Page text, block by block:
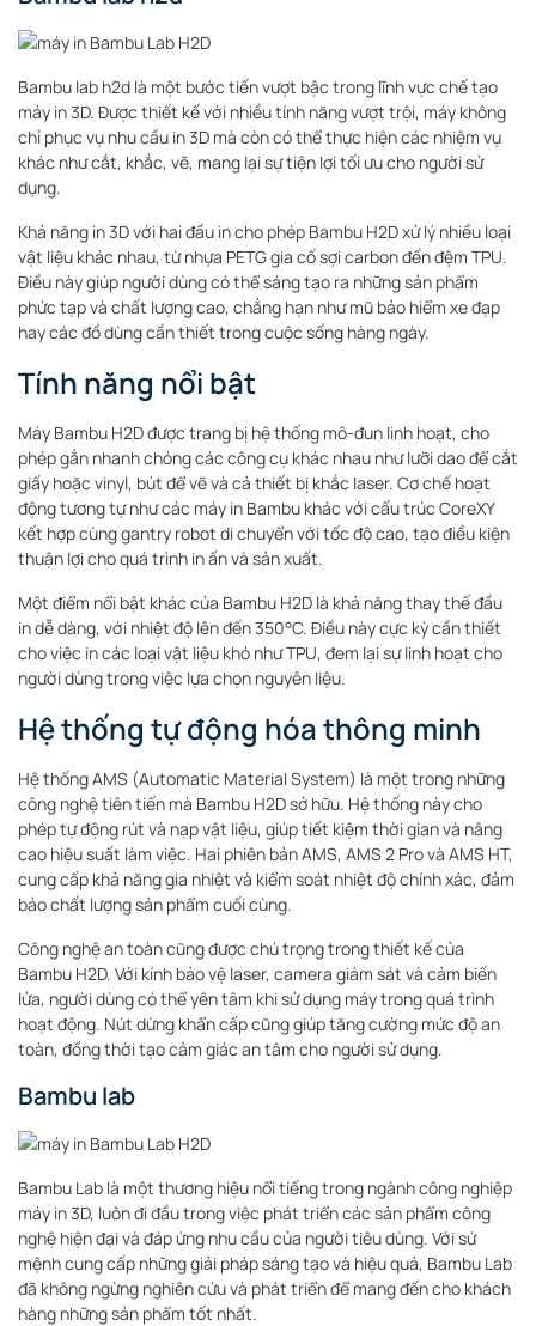
Bambu lab h2d là một bước tiến vượt bậc trong lĩnh vực chế tạo
máy in 3D. Được thiết kế với nhiều tính năng vượt trội, máy không
chỉ phục vụ nhu cầu in 3D mà còn có thể thực hiện các nhiệm vụ
khác như cắt, khắc, vẽ, mang lại sự tiện lợi tối ưu cho người sử
dụng.
Khả năng in 3D với hai đầu in cho phép Bambu H2D xử lý nhiều loại
vật liệu khác nhau, từ nhựa PETG gia cố sợi carbon đến đệm TPU.
Điều này giúp người dùng có thể sáng tạo ra những sản phẩm
phức tạp và chất lượng cao, chẳng hạn như mũ bảo hiểm xe đạp
hay các đồ dùng cần thiết trong cuộc sống hàng ngày.
Tính năng nổi bật
Máy Bambu H2D được trang bị hệ thống mô-đun linh hoạt, cho
phép gắn nhanh chóng các công cụ khác nhau như lưỡi dao để cắt
giấy hoặc vinyl, bút để vẽ và cả thiết bị khắc laser. Cơ chế hoạt
động tương tự như các máy in Bambu khác với cấu trúc CoreXY
kết hợp cùng gantry robot di chuyển với tốc độ cao, tạo điều kiện
thuận lợi cho quá trình in ấn và sản xuất.
Một điểm nổi bật khác của Bambu H2D là khả năng thay thế đầu
in dễ dàng, với nhiệt độ lên đến 350°C. Điều này cực kỳ cần thiết
cho việc in các loại vật liệu khó như TPU, đem lại sự linh hoạt cho
người dùng trong việc lựa chọn nguyên liệu.
Hệ thống tự động hóa thông minh
Hệ thống AMS (Automatic Material System) là một trong những
công nghệ tiên tiến mà Bambu H2D sở hữu. Hệ thống này cho
phép tự động rút và nạp vật liệu, giúp tiết kiệm thời gian và nâng
cao hiệu suất làm việc. Hai phiên bản AMS, AMS 2 Pro và AMS HT,
cung cấp khả năng gia nhiệt và kiểm soát nhiệt độ chính xác, đảm
bảo chất lượng sản phẩm cuối cùng.
Công nghệ an toàn cũng được chú trọng trong thiết kế của
Bambu H2D. Với kính bảo vệ laser, camera giám sát và cảm biến
lửa, người dùng có thể yên tâm khi sử dụng máy trong quá trình
hoạt động. Nút dừng khẩn cấp cũng giúp tăng cường mức độ an
toàn, đồng thời tạo cảm giác an tâm cho người sử dụng.
Bambu lab
Bambu Lab là một thương hiệu nổi tiếng trong ngành công nghiệp
máy in 3D, luôn đi đầu trong việc phát triển các sản phẩm công
nghệ hiện đại và đáp ứng nhu cầu của người tiêu dùng. Với sứ
mệnh cung cấp những giải pháp sáng tạo và hiệu quả, Bambu Lab
đã không ngừng nghiên cứu và phát triển để mang đến cho khách
hàng những sản phẩm tốt nhất.